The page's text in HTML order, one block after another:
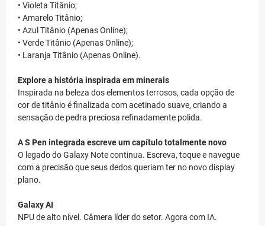
• Violeta Titânio;
• Amarelo Titânio;
• Azul Titânio (Apenas Online);
• Verde Titânio (Apenas Online);
• Laranja Titânio (Apenas Online).
Explore a história inspirada em minerais
Inspirada na beleza dos elementos terrosos, cada opção de
cor de titânio é finalizada com acetinado suave, criando a
sensação de pedra preciosa refinadamente polida.
A S Pen integrada escreve um capítulo totalmente novo
O legado do Galaxy Note continua. Escreva, toque e navegue
com a precisão que seus dedos queriam ter no novo display
plano.
Galaxy AI
NPU de alto nível. Câmera líder do setor. Agora com IA.